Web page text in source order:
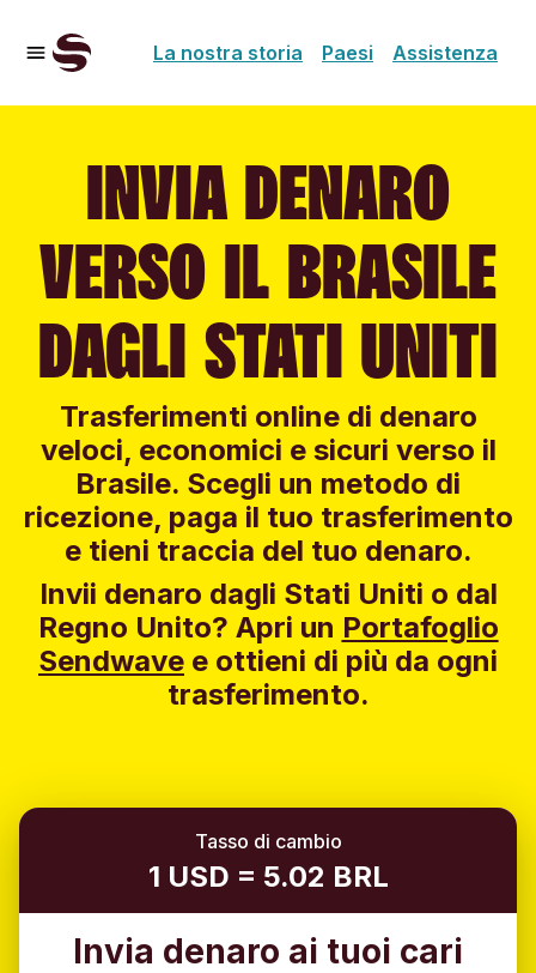
La nostra storia Paesi Assistenza
INVIA DENARO
VERSO IL BRASILE
DAGLI STATI UNITI
Trasferimenti online di denaro
veloci, economici e sicuri verso il
Brasile. Scegli un metodo di
ricezione, paga il tuo trasferimento
e tieni traccia del tuo denaro.
Invii denaro dagli Stati Uniti o dal
Regno Unito? Apri un Portafoglio
Sendwave e ottieni di più da ogni
trasferimento.
Tasso di cambio
1 USD = 5.02 BRL
Invia denaro ai tuoi cari